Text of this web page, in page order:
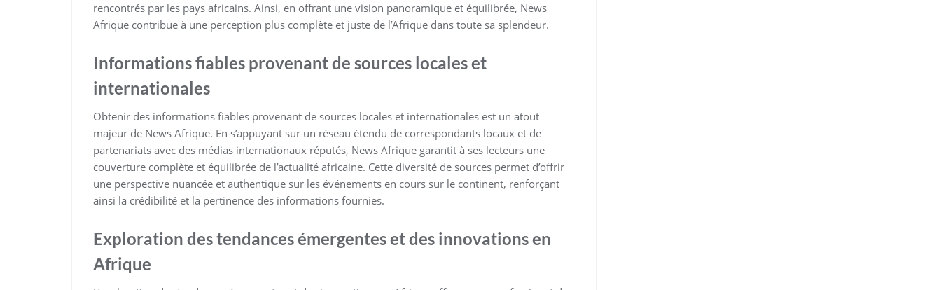
rencontrés par les pays africains. Ainsi, en offrant une vision panoramique et équilibrée, News
Afrique contribue à une perception plus complète et juste de l’Afrique dans toute sa splendeur.
Informations fiables provenant de sources locales et
internationales
Obtenir des informations fiables provenant de sources locales et internationales est un atout
majeur de News Afrique. En s’appuyant sur un réseau étendu de correspondants locaux et de
partenariats avec des médias internationaux réputés, News Afrique garantit à ses lecteurs une
couverture complète et équilibrée de l’actualité africaine. Cette diversité de sources permet d’offrir
une perspective nuancée et authentique sur les événements en cours sur le continent, renforçant
ainsi la crédibilité et la pertinence des informations fournies.
Exploration des tendances émergentes et des innovations en
Afrique